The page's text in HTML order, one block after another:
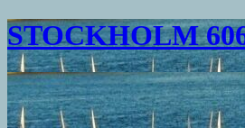
STOCKHOLM